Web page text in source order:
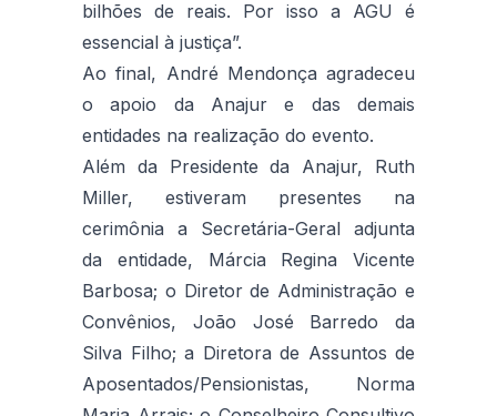
bilhões de reais. Por isso a AGU é
essencial à justiça”.
Ao final, André Mendonça agradeceu
o apoio da Anajur e das demais
entidades na realização do evento.
Além da Presidente da Anajur, Ruth
Miller, estiveram presentes na
cerimônia a Secretária-Geral adjunta
da entidade, Márcia Regina Vicente
Barbosa; o Diretor de Administração e
Convênios, João José Barredo da
Silva Filho; a Diretora de Assuntos de
Aposentados/Pensionistas, Norma